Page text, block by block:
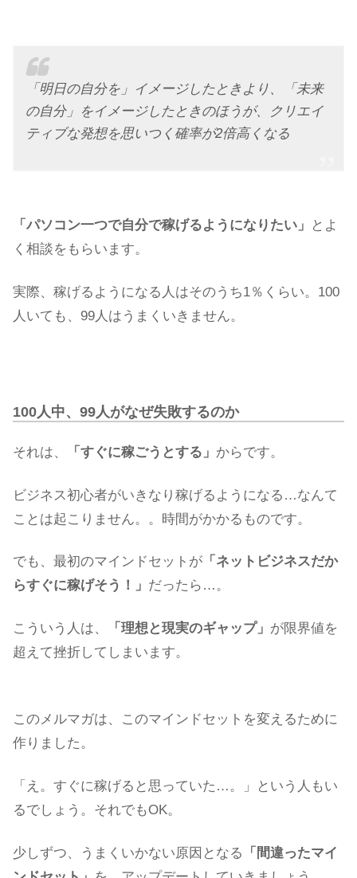
「明日の自分を」イメージしたときより、「未来
の自分」をイメージしたときのほうが、クリエイ
ティブな発想を思いつく確率が2倍高くなる
「パソコン一つで自分で稼げるようになりたい」
とよ
く相談をもらいます。
実際、稼げるようになる人はそのうち1％くらい。100
人いても、99人はうまくいきません。
100人中、99人がなぜ失敗するのか
それは、 「すぐに稼ごうとする」 からです。
ビジネス初心者がいきなり稼げるようになる…なんて
ことは起こりません。。時間がかかるものです。
でも、最初のマインドセットが 「ネットビジネスだか
らすぐに稼げそう！」 だったら…。
こういう人は、 「理想と現実のギャップ」 が限界値を
超えて挫折してしまいます。
このメルマガは、このマインドセットを変えるために
作りました。
「え。すぐに稼げると思っていた…。」という人もい
るでしょう。それでもOK。
少しずつ、うまくいかない原因となる
「間違ったマイ